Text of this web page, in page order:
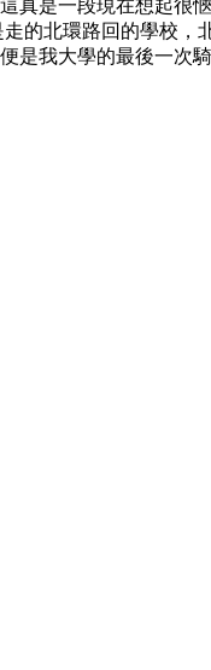
真是一段現在想起很
的北環路回的學校，
是我大學的最後一次騎